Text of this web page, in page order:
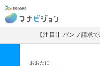
マナビジョン
【注目!】パンフ請求
おおたに